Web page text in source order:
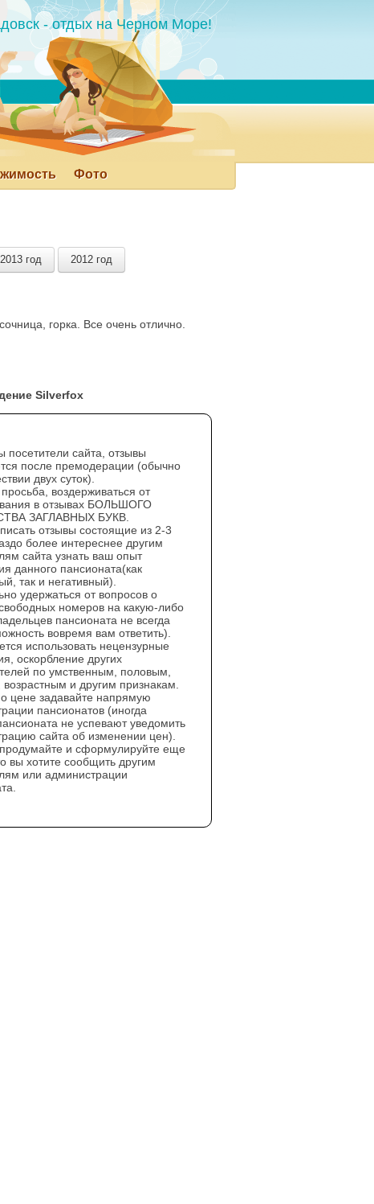
- отдых на Черном Море!
Фото
2013 год 2012 год
горка. Все очень отлично.
Silverfox
посетители сайта, отзывы
после премодерации (обычно
двух суток).
воздерживаться от
в отзывах БОЛЬШОГО
ЗАГЛАВНЫХ БУКВ.
отзывы состоящие из 2-3
более интереснее другим
сайта узнать ваш опыт
данного пансионата(как
так и негативный).
удержаться от вопросов о
номеров на какую-либо
пансионата не всегда
вовремя вам ответить).
использовать нецензурные
оскорбление других
по умственным, половым,
и другим признакам.
цене задавайте напрямую
пансионатов (иногда
не успевают уведомить
сайта об изменении цен).
и сформулируйте еще
вы хотите сообщить другим
или администрации